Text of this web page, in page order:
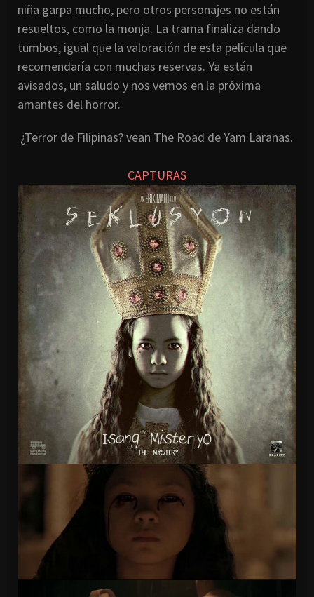
niña garpa mucho, pero otros personajes no están
resueltos, como la monja. La trama finaliza dando
tumbos, igual que la valoración de esta película que
recomendaría con muchas reservas. Ya están
avisados, un saludo y nos vemos en la próxima
amantes del horror.
¿Terror de Filipinas? vean The Road de Yam Laranas.
CAPTURAS